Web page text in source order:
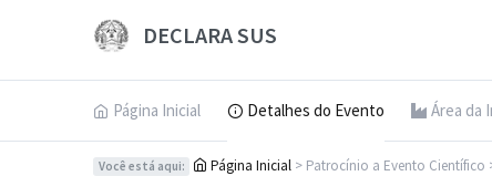
DECLARA SUS
Página Inicial Detalhes do Evento Área da
Você está aqui: Página Inicial > Patrocínio a Evento Científico